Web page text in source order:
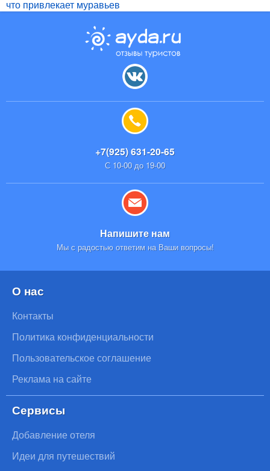
что привлекает муравьев
+7(925) 631-20-65
С 10-00 до 19-00
Напишите нам
Мы с радостью ответим на Ваши вопросы!
О нас
Контакты
Политика конфиденциальности
Пользовательское соглашение
Реклама на сайте
Сервисы
Добавление отеля
Идеи для путешествий